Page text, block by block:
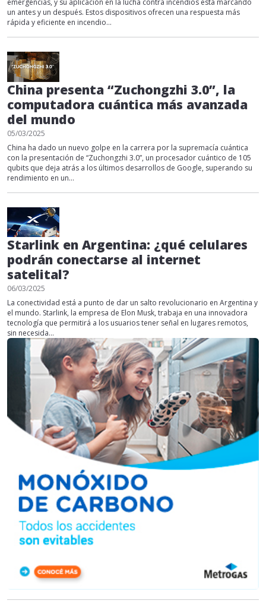
un antes y un después. Estos dispositivos ofrecen una respuesta más
rápida y eficiente en incendio...
China presenta “Zuchongzhi 3.0”, la
computadora cuántica más avanzada
del mundo
05/03/2025
China ha dado un nuevo golpe en la carrera por la supremacía cuántica
con la presentación de “Zuchongzhi 3.0”, un procesador cuántico de 105
qubits que deja atrás a los últimos desarrollos de Google, superando su
rendimiento en un...
Starlink en Argentina: ¿qué celulares
podrán conectarse al internet
satelital?
06/03/2025
La conectividad está a punto de dar un salto revolucionario en Argentina y
el mundo. Starlink, la empresa de Elon Musk, trabaja en una innovadora
tecnología que permitirá a los usuarios tener señal en lugares remotos,
sin necesida...